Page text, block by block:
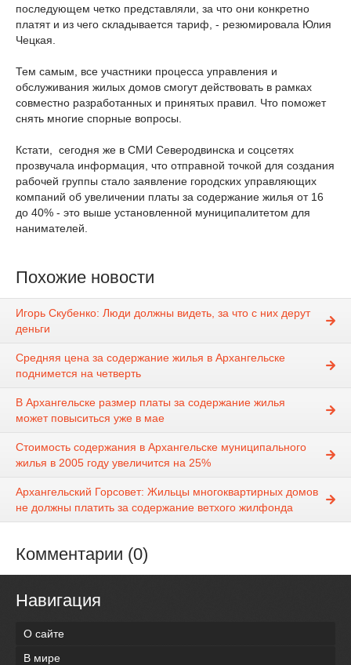
последующем четко представляли, за что они конкретно
платят и из чего складывается тариф, - резюмировала Юлия
Чецкая.
Тем самым, все участники процесса управления и
обслуживания жилых домов смогут действовать в рамках
совместно разработанных и принятых правил. Что поможет
снять многие спорные вопросы.
Кстати, сегодня же в СМИ Северодвинска и соцсетях
прозвучала информация, что отправной точкой для создания
рабочей группы стало заявление городских управляющих
компаний об увеличении платы за содержание жилья от 16
до 40% - это выше установленной муниципалитетом для
нанимателей.
Похожие новости
Игорь Скубенко: Люди должны видеть, за что с них дерут
деньги
Средняя цена за содержание жилья в Архангельске
поднимется на четверть
В Архангельске размер платы за содержание жилья
может повыситься уже в мае
Стоимость содержания в Архангельске муниципального
жилья в 2005 году увеличится на 25%
Архангельский Горсовет: Жильцы многоквартирных домов
не должны платить за содержание ветхого жилфонда
Комментарии (0)
Навигация
О сайте
В мире